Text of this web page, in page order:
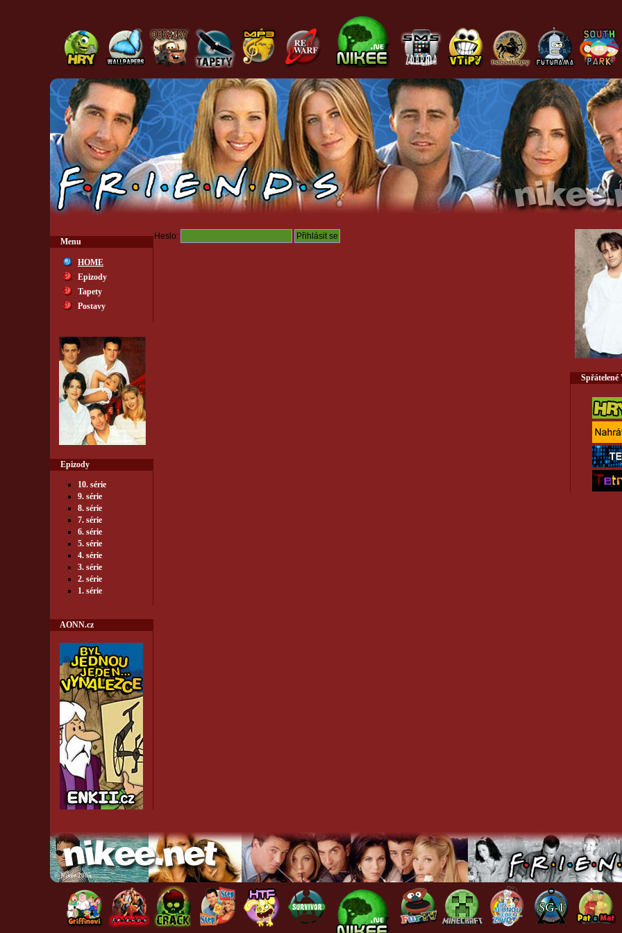
Menu
HOME
Epizody
Tapety
Postavy
Epizody
10. série
9. série
8. série
7. série
6. série
5. série
4. série
3. série
2. série
1. série
AONN.cz
Heslo:
Spřátelené
©Nikee 2005